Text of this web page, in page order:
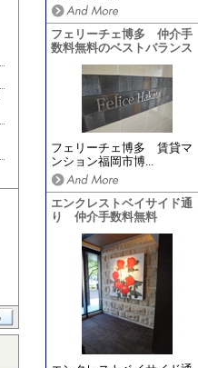
フェリーチェ博多 仲介手
数料無料のベストバランス
フェリーチェ博多 賃貸マ
ンション福岡市博...
エンクレストベイサイド通
り 仲介手数料無料